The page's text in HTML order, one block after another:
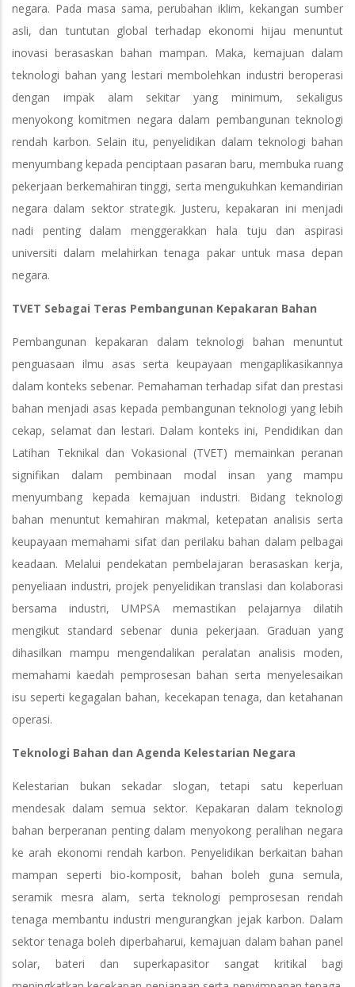
negara. Pada masa sama, perubahan iklim, kekangan sumber
asli, dan tuntutan global terhadap ekonomi hijau menuntut
inovasi berasaskan bahan mampan. Maka, kemajuan dalam
teknologi bahan yang lestari membolehkan industri beroperasi
dengan impak alam sekitar yang minimum, sekaligus
menyokong komitmen negara dalam pembangunan teknologi
rendah karbon. Selain itu, penyelidikan dalam teknologi bahan
menyumbang kepada penciptaan pasaran baru, membuka ruang
pekerjaan berkemahiran tinggi, serta mengukuhkan kemandirian
negara dalam sektor strategik. Justeru, kepakaran ini menjadi
nadi penting dalam menggerakkan hala tuju dan aspirasi
universiti dalam melahirkan tenaga pakar untuk masa depan
negara.
TVET Sebagai Teras Pembangunan Kepakaran Bahan
Pembangunan kepakaran dalam teknologi bahan menuntut
penguasaan ilmu asas serta keupayaan mengaplikasikannya
dalam konteks sebenar. Pemahaman terhadap sifat dan prestasi
bahan menjadi asas kepada pembangunan teknologi yang lebih
cekap, selamat dan lestari. Dalam konteks ini, Pendidikan dan
Latihan Teknikal dan Vokasional (TVET) memainkan peranan
signifikan dalam pembinaan modal insan yang mampu
menyumbang kepada kemajuan industri. Bidang teknologi
bahan menuntut kemahiran makmal, ketepatan analisis serta
keupayaan memahami sifat dan perilaku bahan dalam pelbagai
keadaan. Melalui pendekatan pembelajaran berasaskan kerja,
penyeliaan industri, projek penyelidikan translasi dan kolaborasi
bersama industri, UMPSA memastikan pelajarnya dilatih
mengikut standard sebenar dunia pekerjaan. Graduan yang
dihasilkan mampu mengendalikan peralatan analisis moden,
memahami kaedah pemprosesan bahan serta menyelesaikan
isu seperti kegagalan bahan, kecekapan tenaga, dan ketahanan
operasi.
Teknologi Bahan dan Agenda Kelestarian Negara
Kelestarian bukan sekadar slogan, tetapi satu keperluan
mendesak dalam semua sektor. Kepakaran dalam teknologi
bahan berperanan penting dalam menyokong peralihan negara
ke arah ekonomi rendah karbon. Penyelidikan berkaitan bahan
mampan seperti bio-komposit, bahan boleh guna semula,
seramik mesra alam, serta teknologi pemprosesan rendah
tenaga membantu industri mengurangkan jejak karbon. Dalam
sektor tenaga boleh diperbaharui, kemajuan dalam bahan panel
solar, bateri dan superkapasitor sangat kritikal bagi